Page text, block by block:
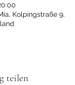
Kolpingstraße 9,
teilen